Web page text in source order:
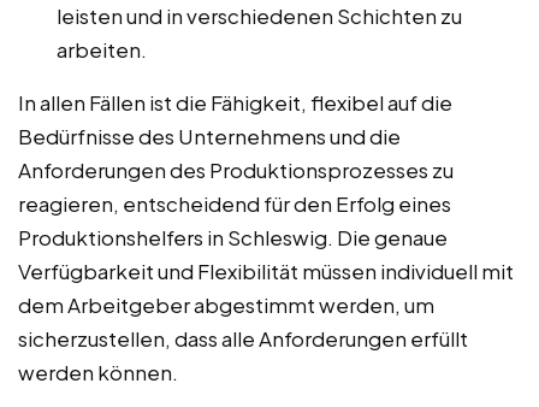
leisten und in verschiedenen Schichten zu
arbeiten.
In allen Fällen ist die Fähigkeit, flexibel auf die
Bedürfnisse des Unternehmens und die
Anforderungen des Produktionsprozesses zu
reagieren, entscheidend für den Erfolg eines
Produktionshelfers in Schleswig. Die genaue
Verfügbarkeit und Flexibilität müssen individuell mit
dem Arbeitgeber abgestimmt werden, um
sicherzustellen, dass alle Anforderungen erfüllt
werden können.